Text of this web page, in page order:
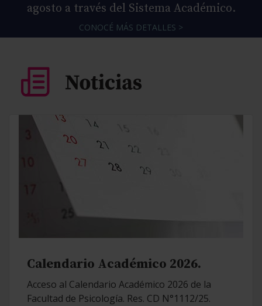
agosto a través del Sistema Académico.
CONOCÉ MÁS DETALLES >
Calendario Académico 2026.
Acceso al Calendario Académico 2026 de la
Facultad de Psicología. Res. CD N°1112/25.